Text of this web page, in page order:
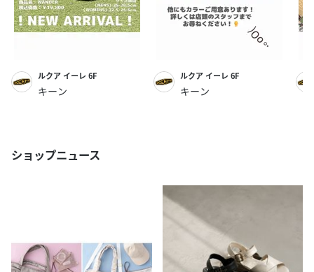
ルクア イーレ 6F
キーン
ルクア イーレ 6F
キーン
ショップニュース